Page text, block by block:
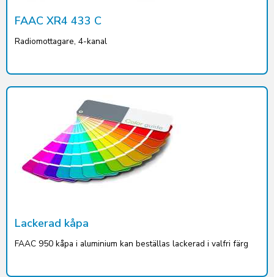
FAAC XR4 433 C
Radiomottagare, 4-kanal
Lackerad kåpa
FAAC 950 kåpa i aluminium kan beställas lackerad i valfri färg